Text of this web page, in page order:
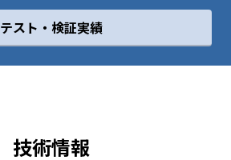
テスト・検証実績
技術情報